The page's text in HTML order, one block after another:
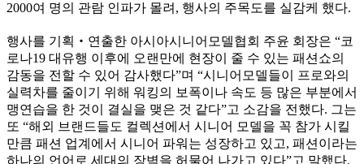
2000여 명의 관람 인파가 몰려, 행사의 주목도를 실감케 했다.
행사를 기획‧연출한 아시아시니어모델협회 주윤 회장은 “코
로나19 대유행 이후에 오랜만에 현장이 줄 수 있는 패션쇼의
감동을 전할 수 있어 감사했다”며 “시니어모델들이 프로와의
실력차를 줄이기 위해 워킹의 보폭이나 속도 등 많은 부분에서
맹연습을 한 것이 결실을 맺은 것 같다”고 소감을 전했다. 그는
또 “해외 브랜드들도 컬렉션에서 시니어 모델을 꼭 참가 시킬
만큼 패션 업계에서 시니어 파워는 성장하고 있고, 패션이라는
하나의 언어로 세대의 장벽을 허물어 나가고 있다”고 말했다.